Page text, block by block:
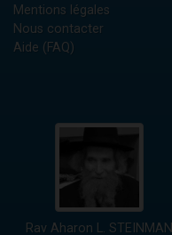
Mentions légales
Nous contacter
Aide (FAQ)
Rav Aharon L. STEINMAN